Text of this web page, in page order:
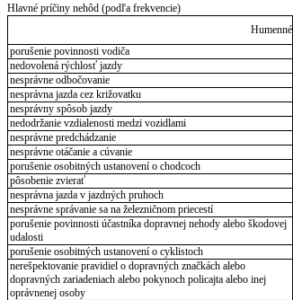
Hlavné príčiny nehôd (podľa frekvencie)
Humenné
porušenie povinnosti vodiča
nedovolená rýchlosť jazdy
nesprávne odbočovanie
nesprávna jazda cez križovatku
nesprávny spôsob jazdy
nedodržanie vzdialenosti medzi vozidlami
nesprávne predchádzanie
nesprávne otáčanie a cúvanie
porušenie osobitných ustanovení o chodcoch
pôsobenie zvierať
nesprávna jazda v jazdných pruhoch
nesprávne správanie sa na železničnom priecestí
porušenie povinnosti účastníka dopravnej nehody alebo škodovej
udalosti
porušenie osobitných ustanovení o cyklistoch
nerešpektovanie pravidiel o dopravných značkách alebo
dopravných zariadeniach alebo pokynoch policajta alebo inej
oprávnenej osoby